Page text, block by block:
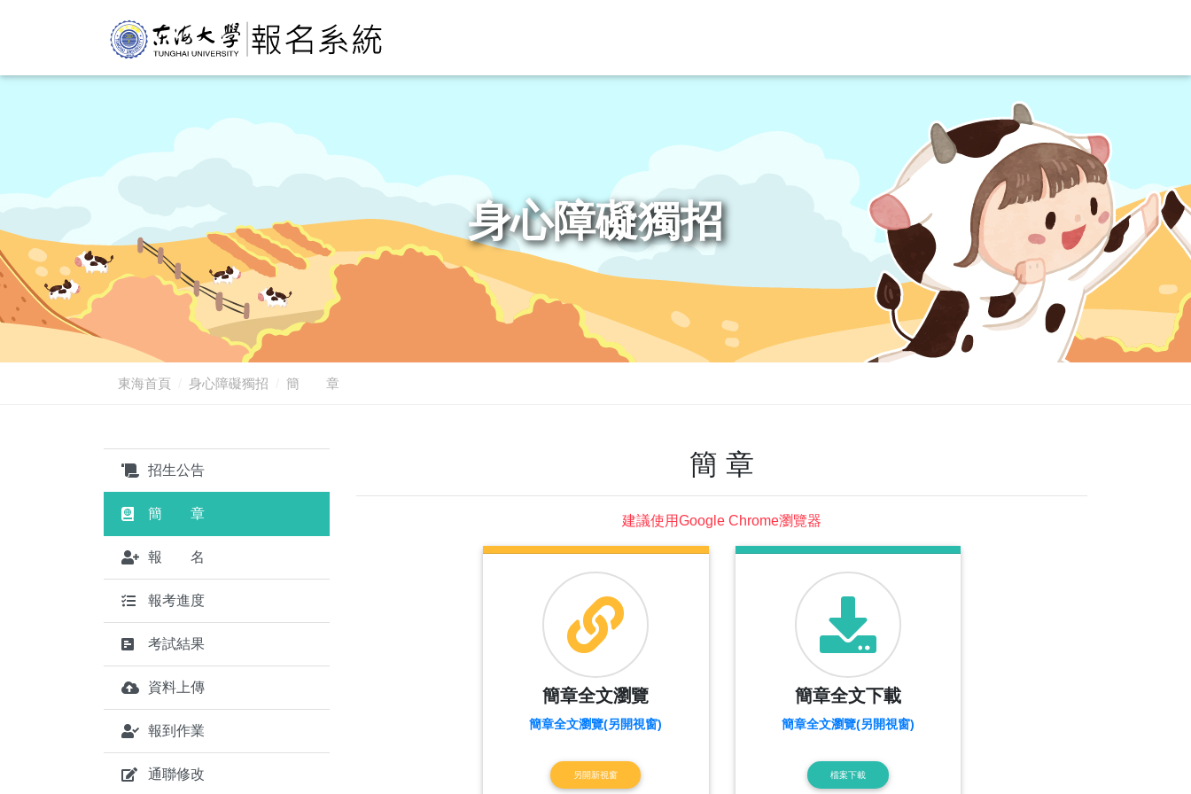
身心障礙獨招
東海首頁 身心障礙獨招 簡 章
招生公告
簡 章
報 名
報考進度
考試結果
資料上傳
報到作業
通聯修改
簡 章
建議使用Google Chrome瀏覽器
簡章全文瀏覽
簡章全文瀏覽(另開視窗)
另開新視窗
簡章全文下載
簡章全文瀏覽(另開視窗)
檔案下載